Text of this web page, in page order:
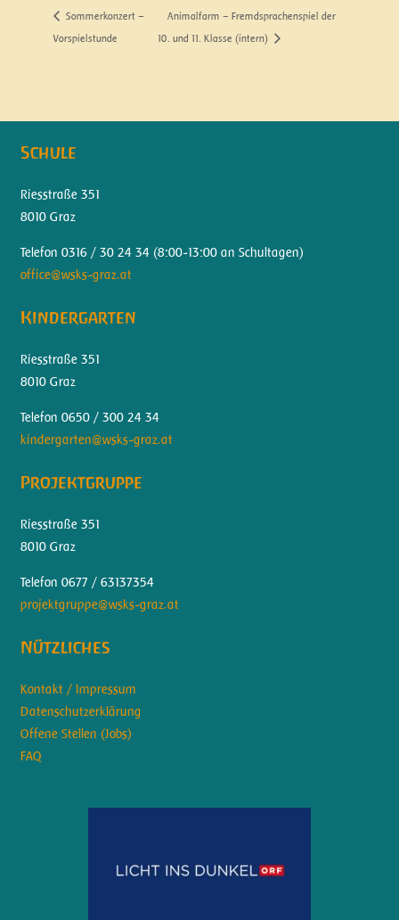
Sommerkonzert –
Vorspielstunde
Animalfarm – Fremdsprachenspiel der
10. und 11. Klasse (intern)
Schule
Riesstraße 351
8010 Graz
Telefon 0316 / 30 24 34 (8:00-13:00 an Schultagen)
office@wsks-graz.at
Kindergarten
Riesstraße 351
8010 Graz
Telefon 0650 / 300 24 34
kindergarten@wsks-graz.at
Projektgruppe
Riesstraße 351
8010 Graz
Telefon 0677 / 63137354
projektgruppe@wsks-graz.at
Nützliches
Kontakt / Impressum
Datenschutzerklärung
Offene Stellen (Jobs)
FAQ